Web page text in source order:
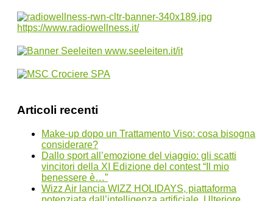
Articoli recenti
Make-up dopo un Trattamento Viso: cosa bisogna
considerare?
Dallo sport all’emozione del viaggio: gli scatti
vincitori della XI Edizione del contest “Il mio
benessere è…”
Wizz Air lancia WIZZ HOLIDAYS, piattaforma